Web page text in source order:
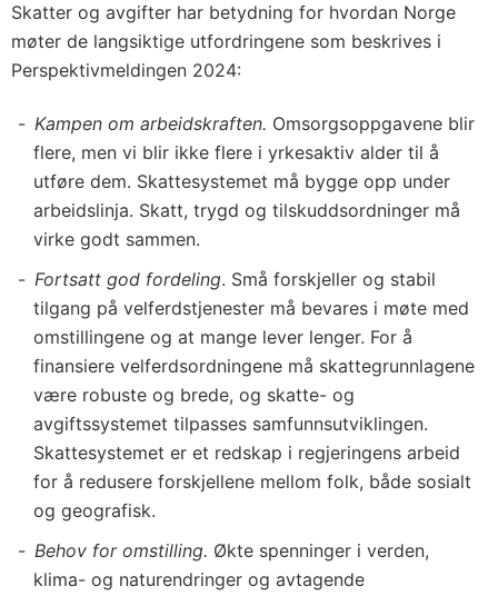
Skatter og avgifter har betydning for hvordan Norge
møter de langsiktige utfordringene som beskrives i
Perspektivmeldingen 2024:
Kampen om arbeidskraften. Omsorgsoppgavene blir
flere, men vi blir ikke flere i yrkesaktiv alder til å
utføre dem. Skattesystemet må bygge opp under
arbeidslinja. Skatt, trygd og tilskuddsordninger må
virke godt sammen.
Fortsatt god fordeling. Små forskjeller og stabil
tilgang på velferdstjenester må bevares i møte med
omstillingene og at mange lever lenger. For å
finansiere velferdsordningene må skattegrunnlagene
være robuste og brede, og skatte- og
avgiftssystemet tilpasses samfunnsutviklingen.
Skattesystemet er et redskap i regjeringens arbeid
for å redusere forskjellene mellom folk, både sosialt
og geografisk.
Behov for omstilling. Økte spenninger i verden,
klima- og naturendringer og avtagende